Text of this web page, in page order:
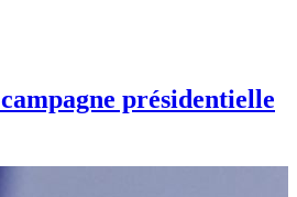
présidentielle